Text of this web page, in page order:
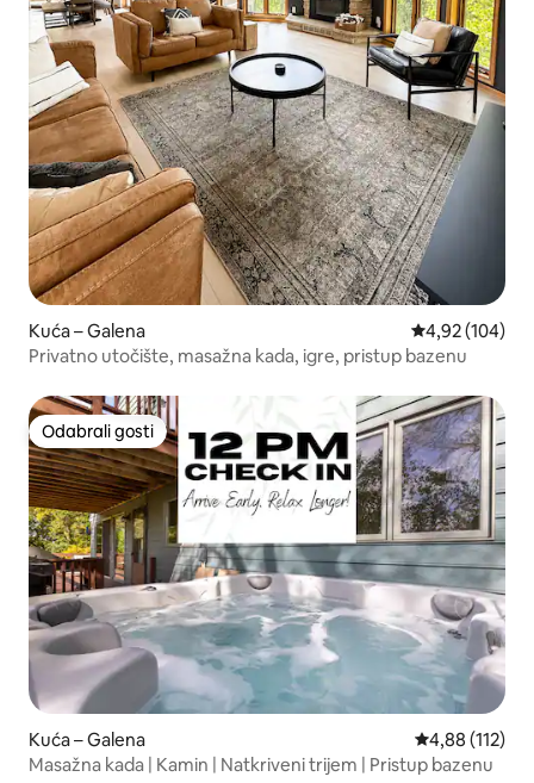
Kuća – Galena Prosječna
4,92 (104)
Privatno utočište, masažna kada, igre, pristup bazenu
Odabrali gosti
Odabrali gosti
Kuća – Galena Prosječna
4,88 (112)
Masažna kada | Kamin | Natkriveni trijem | Pristup bazenu